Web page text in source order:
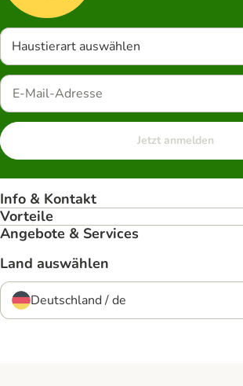
Haustierart auswählen
Jetzt anmelden
Info & Kontakt
Vorteile
Angebote & Services
Land auswählen
Deutschland / de